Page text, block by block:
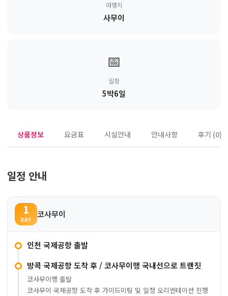
여행지
사무이
📅
일정
5박6일
상품정보 요금표 시설안내 안내사항 후기 (0)
일정 안내
1
DAY
코사무이
인천 국제공항 출발
방콕 국제공항 도착 후 / 코사무이행 국내선으로 트랜짓
코사무이행 출발
코사무이 국제공항 도착 후 가이드미팅 및 일정 오리엔테이션 진행